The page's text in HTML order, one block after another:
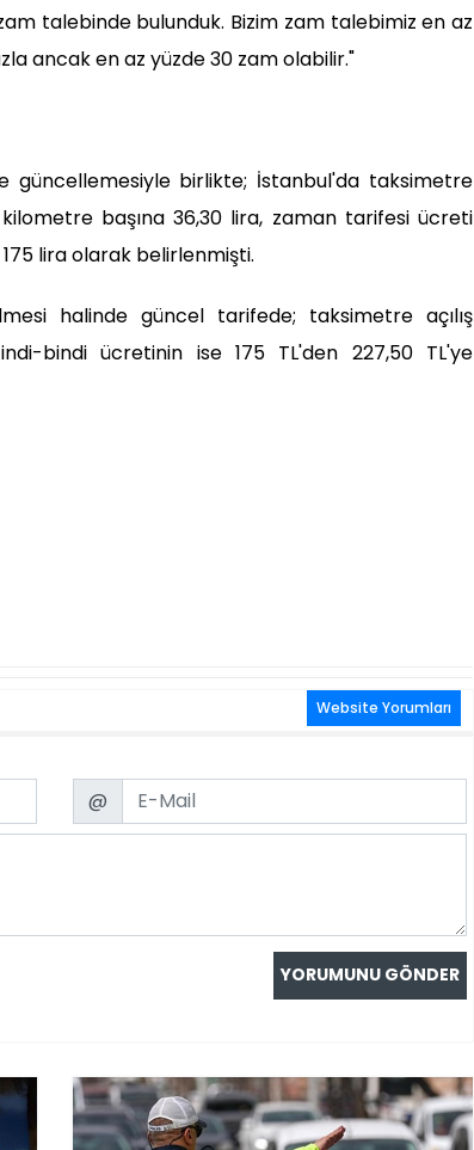
talebinde bulunduk. Bizim zam talebimiz en az
ancak en az yüzde 30 zam olabilir."
güncellemesiyle birlikte; İstanbul'da taksimetre
başına 36,30 lira, zaman tarifesi ücreti
lira olarak belirlenmişti.
halinde güncel tarifede; taksimetre açılış
bindi ücretinin ise 175 TL'den 227,50 TL'ye
Website Yorumları
Email
@